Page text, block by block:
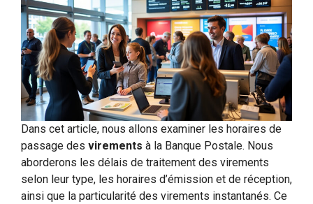
Dans cet article, nous allons examiner les horaires de
passage des virements à la Banque Postale. Nous
aborderons les délais de traitement des virements
selon leur type, les horaires d’émission et de réception,
ainsi que la particularité des virements instantanés. Ce